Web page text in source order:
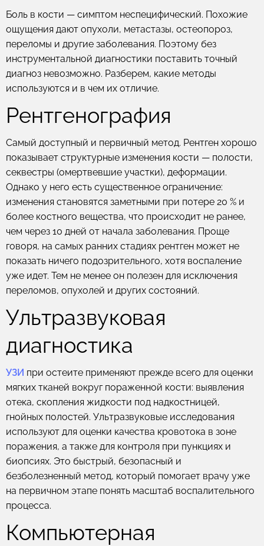
Боль в кости — симптом неспецифический. Похожие
ощущения дают опухоли, метастазы, остеопороз,
переломы и другие заболевания. Поэтому без
инструментальной диагностики поставить точный
диагноз невозможно. Разберем, какие методы
используются и в чем их отличие.
Рентгенография
Самый доступный и первичный метод. Рентген хорошо
показывает структурные изменения кости — полости,
секвестры (омертвевшие участки), деформации.
Однако у него есть существенное ограничение:
изменения становятся заметными при потере 20 % и
более костного вещества, что происходит не ранее,
чем через 10 дней от начала заболевания. Проще
говоря, на самых ранних стадиях рентген может не
показать ничего подозрительного, хотя воспаление
уже идет. Тем не менее он полезен для исключения
переломов, опухолей и других состояний.
Ультразвуковая
диагностика
УЗИ при остеите применяют прежде всего для оценки
мягких тканей вокруг пораженной кости: выявления
отека, скопления жидкости под надкостницей,
гнойных полостей. Ультразвуковые исследования
используют для оценки качества кровотока в зоне
поражения, а также для контроля при пункциях и
биопсиях. Это быстрый, безопасный и
безболезненный метод, который помогает врачу уже
на первичном этапе понять масштаб воспалительного
процесса.
Компьютерная